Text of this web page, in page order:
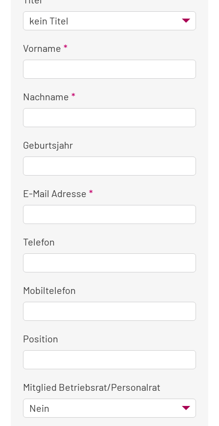
Vorname
Nachname
Geburtsjahr
E-Mail Adresse
Telefon
Mobiltelefon
Position
Mitglied Betriebsrat/Personalrat